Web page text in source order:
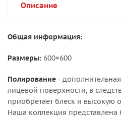
Описание
Общая информация:
Размеры: 600×600
Полирование -
лицевой поверхности, в
приобретает блеск и высокую
Наша коллекция